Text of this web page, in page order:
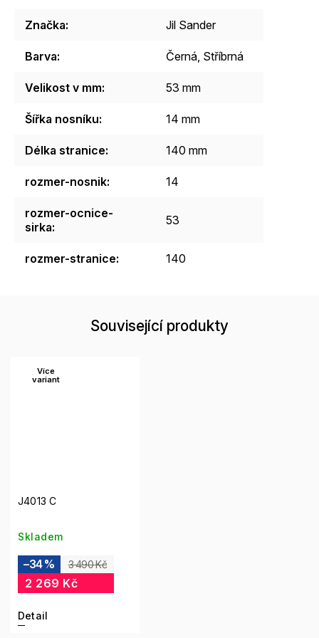
Značka: Jil Sander
Barva: Černá Stříbrná
Velikost v mm: 53 mm
Šířka nosníku: 14 mm
Délka stranice: 140 mm
rozmer-nosnik: 14
rozmer-ocnice-
sirka: 53
rozmer-stranice: 140
Související produkty
Více
variant
J4013 C
Skladem
3 490 Kč
–34 %
2 269 Kč
Detail